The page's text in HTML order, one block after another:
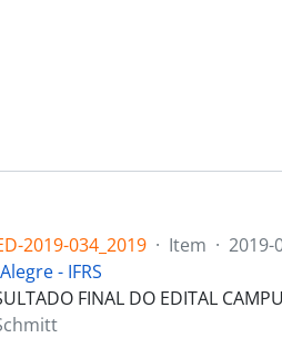
2019-034_2019 · Item · 2019-
- IFRS
FINAL DO EDITAL